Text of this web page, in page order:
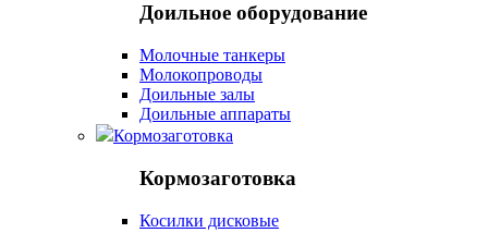
Доильное оборудование
Молочные танкеры
Молокопроводы
Доильные залы
Доильные аппараты
Кормозаготовка
Кормозаготовка
Косилки дисковые